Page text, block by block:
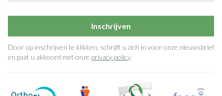
Inschrijven
Door op inschrijven te klikken, schrijft u zich in voor onze nieuwsbrief
en gaat u akkoord met onze privacy policy.